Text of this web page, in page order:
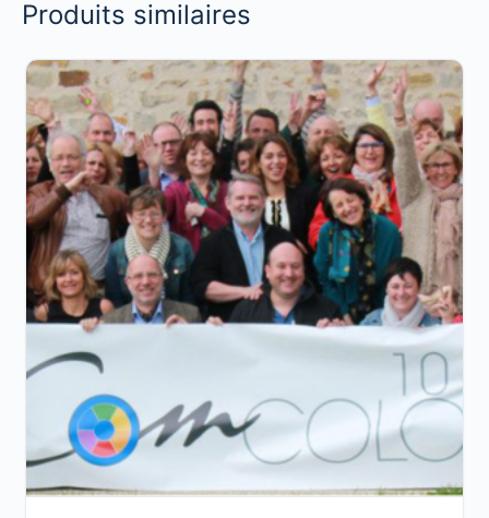
6
de
personnalité
ComColors
Produits similaires